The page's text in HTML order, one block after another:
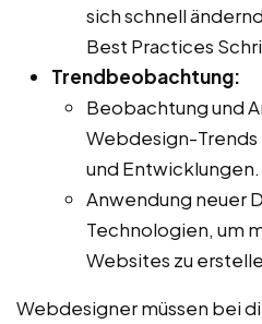
sich schnell
Best Practices
Trendbeobachtung:
Beobachtung und
Webdesign-Trends
und Entwicklungen.
Anwendung neuer
Technologien, um
Websites zu
Webdesigner müssen bei